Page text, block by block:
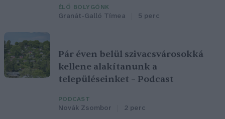
ÉLŐ BOLYGÓNK
Granát-Galló Tímea 5 perc
Pár éven belül szivacsvárosokká
kellene alakítanunk a
településeinket – Podcast
PODCAST
Novák Zsombor 2 perc